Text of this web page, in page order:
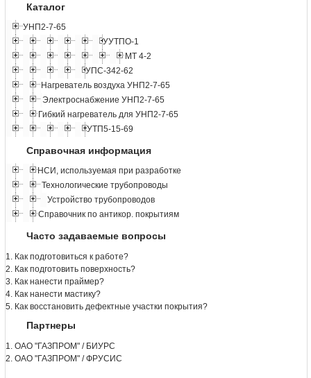
Каталог
УНП2-7-65
УУТПО-1
МТ 4-2
УПС-342-62
Нагреватель воздуха УНП2-7-65
Электроснабжение УНП2-7-65
Гибкий нагреватель для УНП2-7-65
УТП5-15-69
Справочная информация
НСИ, используемая при разработке
Технологические трубопроводы
Устройство трубопроводов
Справочник по антикор. покрытиям
Часто задаваемые вопросы
1. Как подготовиться к работе?
2. Как подготовить поверхность?
3. Как нанести праймер?
4. Как нанести мастику?
5. Как восстановить дефектные участки покрытия?
Партнеры
1. ОАО "ГАЗПРОМ" / БИУРС
2. ОАО "ГАЗПРОМ" / ФРУСИС